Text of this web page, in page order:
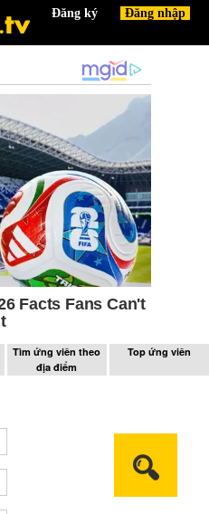
Tìm ứng viên theo
địa điểm
Top ứng viên